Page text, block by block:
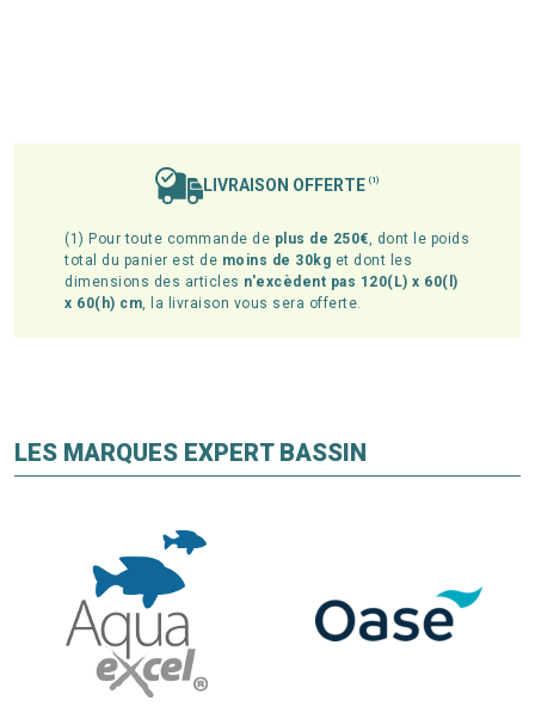
LIVRAISON OFFERTE (1)
(1) Pour toute commande de plus de 250€, dont le poids
total du panier est de moins de 30kg et dont les
dimensions des articles n'excèdent pas 120(L) x 60(l)
x 60(h) cm, la livraison vous sera offerte.
LES MARQUES EXPERT BASSIN